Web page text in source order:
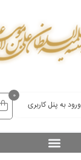
ورود به پنل کاربری
0